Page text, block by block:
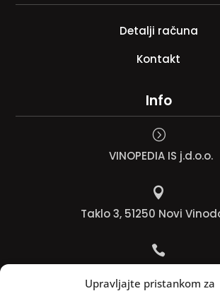
Upravljajte pristankom za
Detalji računa
Kontakt
Info
=
VINOPEDIA IS j.d.o.o.

Taklo 3, 51250 Novi
